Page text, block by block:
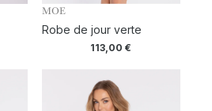
MOE
Robe de jour verte
113,00€